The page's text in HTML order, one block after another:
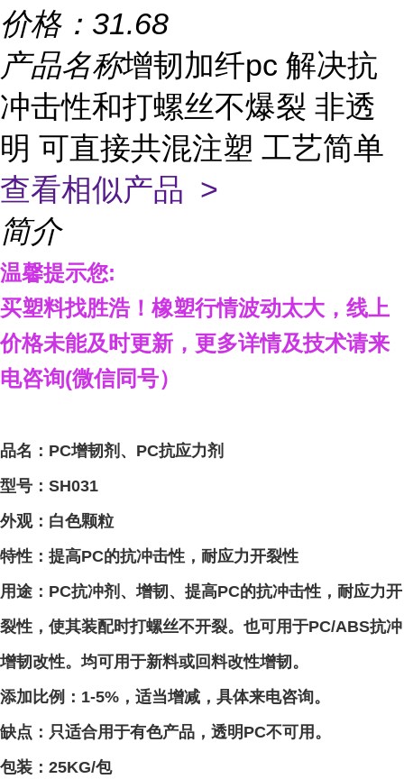
价格： 31.68
产品名称增韧加纤pc 解决抗
冲击性和打螺丝不爆裂 非透
明 可直接共混注塑 工艺简单
查看相似产品 >
简介
温馨提示您:
买塑料找胜浩！ 橡塑行情波动太大，线上
价格未能及时更新， 更多详情及技术请来
电咨询(微信同号）
品名：PC增韧剂、PC抗应力剂
型号：SH031
外观：白色颗粒
特性： 提高PC的抗冲击性，耐应力开裂性
用途：PC抗冲剂、增韧、提高PC的抗冲击性，耐应力开
裂性，使其装配时打螺丝不开裂。也可用于PC/ABS抗冲
增韧改性。均可用于新料或回料改性增韧。
添加比例：1-5%，适当增减，具体来电咨询。
缺点：只适合用于有色产品，透明PC不可用。
包装：25KG/包